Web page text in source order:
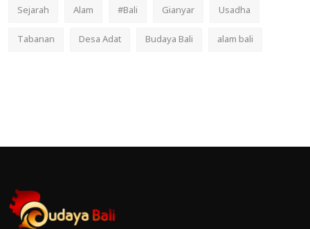
Sejarah
Alam #Bali Gianyar
Usadha
Tabanan
Desa Adat Budaya Bali alam bali